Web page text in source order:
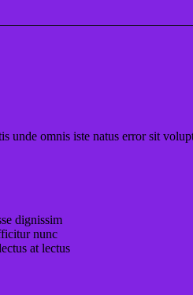
unde omnis iste natus error sit
dignissim
nunc
at lectus